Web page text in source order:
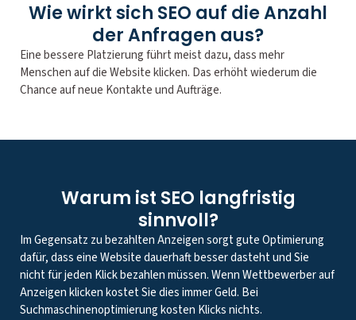
Wie wirkt sich SEO auf die Anzahl
der Anfragen aus?
Eine bessere Platzierung führt meist dazu, dass mehr
Menschen auf die Website klicken. Das erhöht wiederum die
Chance auf neue Kontakte und Aufträge.
Warum ist SEO langfristig
sinnvoll?
Im Gegensatz zu bezahlten Anzeigen sorgt gute Optimierung
dafür, dass eine Website dauerhaft besser dasteht und Sie
nicht für jeden Klick bezahlen müssen. Wenn Wettbewerber auf
Anzeigen klicken kostet Sie dies immer Geld. Bei
Suchmaschinenoptimierung kosten Klicks nichts.